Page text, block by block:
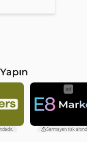
ad
Sermayen risk